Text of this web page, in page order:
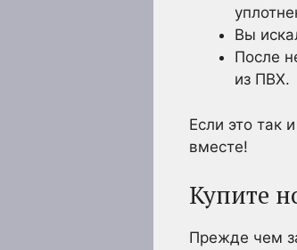
Вы
После
из ПВХ.
Если это так
вместе!
Купите
Прежде чем